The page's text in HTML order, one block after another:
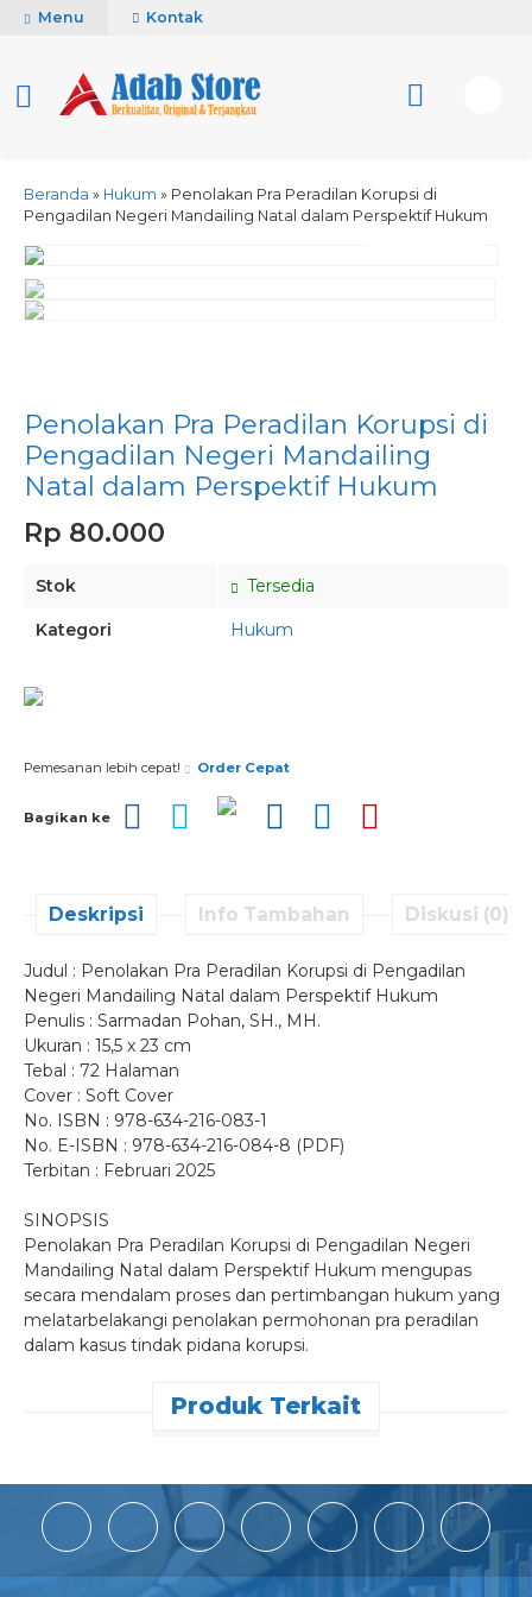
Menu Kontak
Beranda » Hukum » Penolakan Pra Peradilan Korupsi di
Pengadilan Negeri Mandailing Natal dalam Perspektif Hukum
Penolakan Pra Peradilan Korupsi di
Pengadilan Negeri Mandailing
Natal dalam Perspektif Hukum
Rp 80.000
Stok Tersedia
Kategori Hukum
Pemesanan lebih cepat! Order Cepat
Bagikan ke
Deskripsi Info Tambahan Diskusi (0)
Judul : Penolakan Pra Peradilan Korupsi di Pengadilan
Negeri Mandailing Natal dalam Perspektif Hukum
Penulis : Sarmadan Pohan, SH., MH.
Ukuran : 15,5 x 23 cm
Tebal : 72 Halaman
Cover : Soft Cover
No. ISBN : 978-634-216-083-1
No. E-ISBN : 978-634-216-084-8 (PDF)
Terbitan : Februari 2025
SINOPSIS
Penolakan Pra Peradilan Korupsi di Pengadilan Negeri
Mandailing Natal dalam Perspektif Hukum mengupas
secara mendalam proses dan pertimbangan hukum yang
melatarbelakangi penolakan permohonan pra peradilan
dalam kasus tindak pidana korupsi.
Produk Terkait